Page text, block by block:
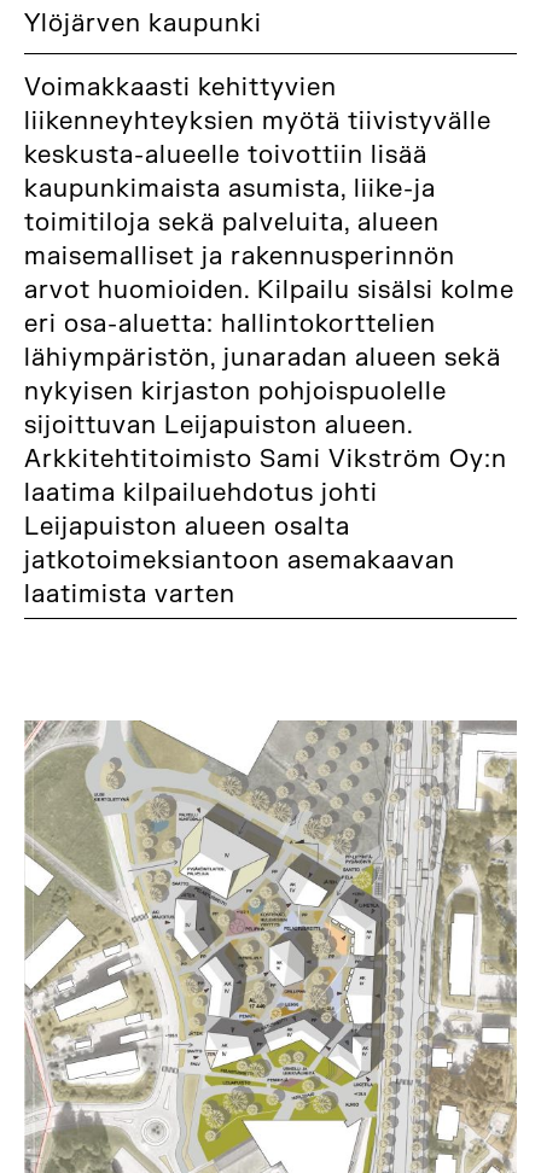
Ylöjärven kaupunki
Voimakkaasti kehittyvien
liikenneyhteyksien myötä tiivistyvälle
keskusta-alueelle toivottiin lisää
kaupunkimaista asumista, liike-ja
toimitiloja sekä palveluita, alueen
maisemalliset ja rakennusperinnön
arvot huomioiden. Kilpailu sisälsi kolme
eri osa-aluetta: hallintokorttelien
lähiympäristön, junaradan alueen sekä
nykyisen kirjaston pohjoispuolelle
sijoittuvan Leijapuiston alueen.
Arkkitehtitoimisto Sami Vikström Oy:n
laatima kilpailuehdotus johti
Leijapuiston alueen osalta
jatkotoimeksiantoon asemakaavan
laatimista varten